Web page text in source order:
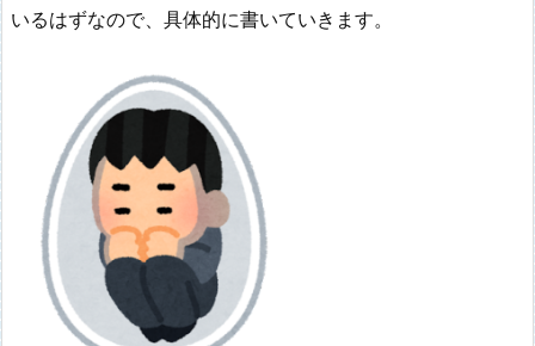
いるはずなので、具体的に書いていきます。